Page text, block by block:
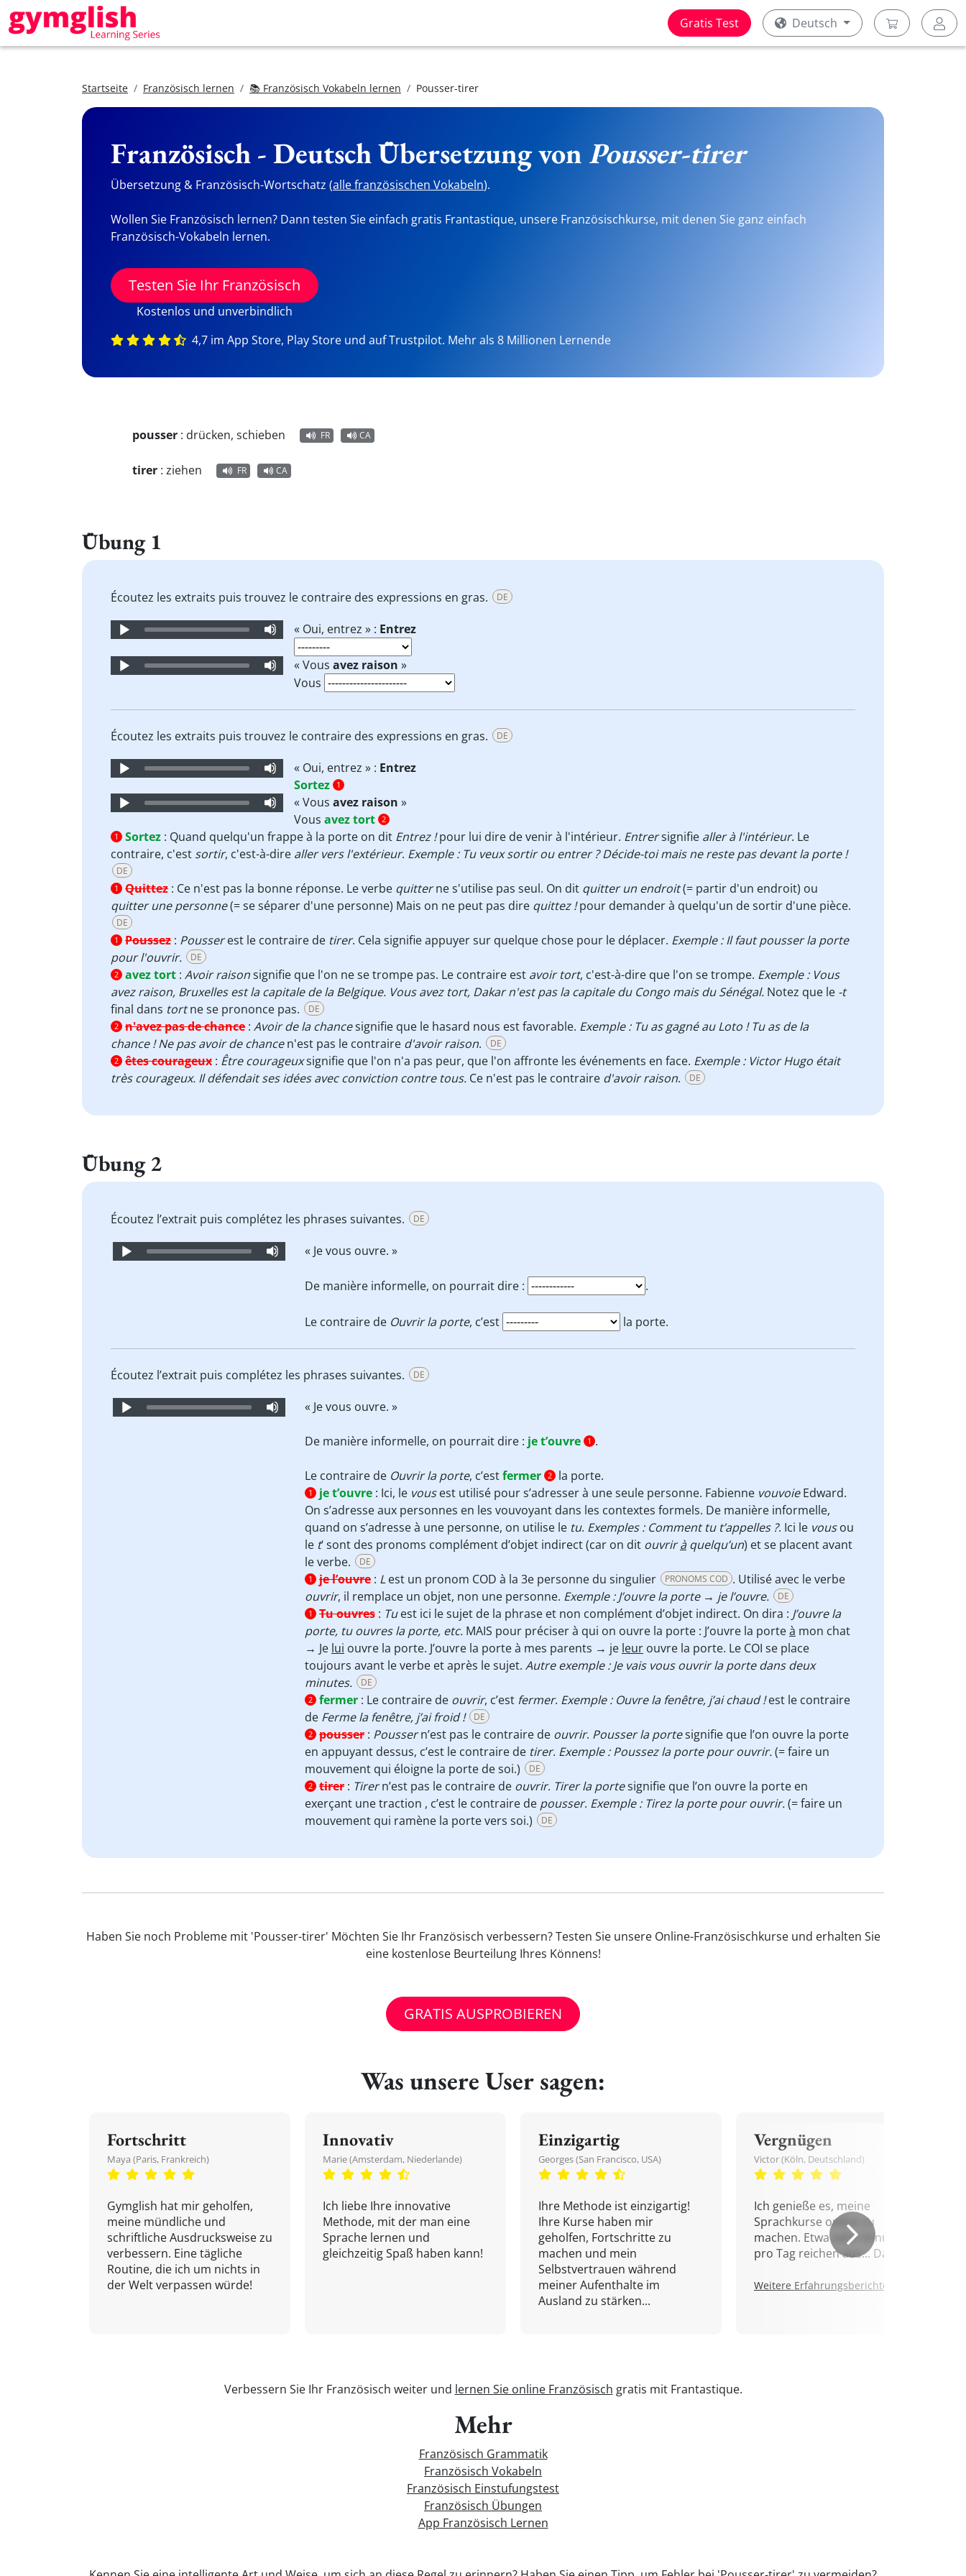
Gratis Test Deutsch
Startseite Französisch lernen 📚 Französisch Vokabeln lernen Pousser-tirer
Französisch - Deutsch Übersetzung vonPousser-tirer
Übersetzung & Französisch-Wortschatz (alle französischen Vokabeln).
Wollen Sie Französisch lernen? Dann testen Sie einfach gratis Frantastique, unsere Französischkurse, mit denen Sie ganz einfach
Französisch-Vokabeln lernen.
Testen Sie Ihr Französisch
Kostenlos und unverbindlich
4,7 im App Store, Play Store und auf Trustpilot. Mehr als 8 Millionen Lernende
pousser : drücken, schieben FR CA
tirer : ziehen FR CA
Übung 1
Écoutez les extraits puis trouvez le contraire des expressions en gras. DE
Audio
« Oui, entrez » : Entrez
Audio
« Vous avez raison »
Vous
Écoutez les extraits puis trouvez le contraire des expressions en gras. DE
Audio
« Oui, entrez » : Entrez
Sortez
1
Audio
« Vous avez raison »
Vous avez tort 2
1
Sortez : Quand quelqu'un frappe à la porte on dit Entrez !pour lui dire de venir à l'intérieur. Entrersignifie aller à l'intérieur. Le
contraire, c'est sortir, c'est-à-dire aller vers l'extérieur. Exemple : Tu veux sortir ou entrer ? Décide-toi mais ne reste pas devant la porte !
DE
1 Quittez : Ce n'est pas la bonne réponse. Le verbe quitterne s'utilise pas seul. On dit quitter un endroit(= partir d'un endroit) ou
quitter une personne(= se séparer d'une personne) Mais on ne peut pas dire quittez !pour demander à quelqu'un de sortir d'une pièce.
DE
1 Poussez : Pousserest le contraire de tirer. Cela signifie appuyer sur quelque chose pour le déplacer. Exemple : Il faut pousser la porte
pour l'ouvrir.
DE
2 avez tort : Avoir raisonsignifie que l'on ne se trompe pas. Le contraire est avoir tort, c'est-à-dire que l'on se trompe. Exemple : Vous
avez raison, Bruxelles est la capitale de la Belgique. Vous avez tort, Dakar n'est pas la capitale du Congo mais du Sénégal. Notez que le -t
final dans tortne se prononce pas. DE
2 n'avez pas de chance : Avoir de la chancesignifie que le hasard nous est favorable. Exemple : Tu as gagné au Loto ! Tu as de la
chance ! Ne pas avoir de chancen'est pas le contraire d'avoir raison. DE
2 êtes courageux : Être courageuxsignifie que l'on n'a pas peur, que l'on affronte les événements en face. Exemple : Victor Hugo était
très courageux. Il défendait ses idées avec conviction contre tous. Ce n'est pas le contraire d'avoir raison. DE
Übung 2
Écoutez l’extrait puis complétez les phrases suivantes. DE
Audio
« Je vous ouvre. »
De manière informelle, on pourrait dire : .
Le contraire de Ouvrir la porte, c’est la porte.
Écoutez l’extrait puis complétez les phrases suivantes. DE
Audio
« Je vous ouvre. »
De manière informelle, on pourrait dire : je t’ouvre 1 .
Le contraire de Ouvrir la porte, c’estfermer 2 la porte.
1 je t’ouvre : Ici, le vousest utilisé pour s’adresser à une seule personne. Fabienne vouvoieEdward.
On s’adresse aux personnes en les vouvoyant dans les contextes formels. De manière informelle,
quand on s’adresse à une personne, on utilise le tu. Exemples : Comment tu t’appelles ?. Ici le vousou
le t‘ sont des pronoms complément d’objet indirect (car on dit ouvriràquelqu’un) et se placent avant
le verbe.
DE
1 je l’ouvre : L est un pronom COD à la 3e personne du singulier PRONOMS COD . Utilisé avec le verbe
ouvrir, il remplace un objet, non une personne. Exemple : J’ouvre la porte → je l’ouvre. DE
1 Tu ouvres : Tuest ici le sujet de la phrase et non complément d’objet indirect. On dira : J’ouvre la
porte, tu ouvres la porte, etc. MAIS pour préciser à qui on ouvre la porte : J’ouvre la porteà mon chat
→ Je lui ouvre la porte. J’ouvre la porte à mes parents → je leur ouvre la porte. Le COI se place
toujours avant le verbe et après le sujet. Autre exemple : Je vais vous ouvrir la porte dans deux
minutes.
DE
2 fermer : Le contraire de ouvrir, c’est fermer. Exemple : Ouvre la fenêtre, j’ai chaud !est le contraire
de Ferme la fenêtre, j’ai froid ! DE
2 pousser : Poussern’est pas le contraire de ouvrir. Pousser la portesignifie que l’on ouvre la porte
en appuyant dessus, c’est le contraire de tirer. Exemple : Poussez la porte pour ouvrir.(= faire un
mouvement qui éloigne la porte de soi.)
DE
2 tirer : Tirern’est pas le contraire de ouvrir. Tirer la portesignifie que l’on ouvre la porte en
exerçant une traction , c’est le contraire de pousser. Exemple : Tirez la porte pour ouvrir.(= faire un
mouvement qui ramène la porte vers soi.)
DE
Haben Sie noch Probleme mit 'Pousser-tirer' Möchten Sie Ihr Französisch verbessern? Testen Sie unsere Online-Französischkurse und erhalten Sie
eine kostenlose Beurteilung Ihres Könnens!
GRATIS AUSPROBIEREN
Was unsere User sagen:
Fortschritt
Maya (Paris, Frankreich)
Gymglish hat mir geholfen,
meine mündliche und
schriftliche Ausdrucksweise zu
verbessern. Eine tägliche
Routine, die ich um nichts in
der Welt verpassen würde!
Innovativ
Marie (Amsterdam, Niederlande)
Ich liebe Ihre innovative
Methode, mit der man eine
Sprache lernen und
gleichzeitig Spaß haben kann!
Einzigartig
Georges (San Francisco, USA)
Ihre Methode ist einzigartig!
Ihre Kurse haben mir
geholfen, Fortschritte zu
machen und mein
Selbstvertrauen während
meiner Aufenthalte im
Ausland zu stärken...
Vergnügen
Victor (Köln, Deutschland)
Ich genieße es, meine
Sprachkurse online zu
machen. Etwa zehn Minuten
pro Tag reichen aus... Danke!
Weitere Erfahrungsberichte.
Verbessern Sie Ihr Französisch weiter und lernen Sie online Französisch gratis mit Frantastique.
Mehr
Französisch Grammatik
Französisch Vokabeln
Französisch Einstufungstest
Französisch Übungen
App Französisch Lernen